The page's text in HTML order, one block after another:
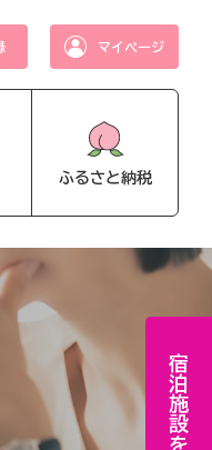
マイページ
ふるさと納税